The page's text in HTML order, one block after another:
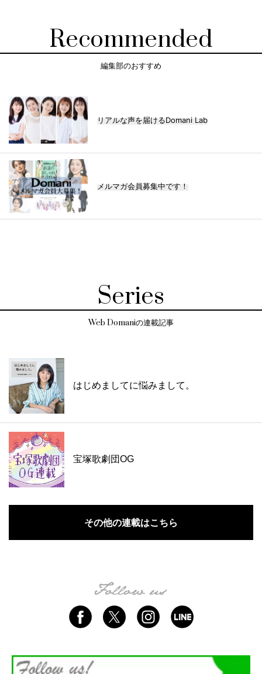
Recommended
編集部のおすすめ
リアルな声を届けるDomani Lab
メルマガ会員募集中です！
Series
Web Domaniの連載記事
はじめましてに悩みまして。
宝塚歌劇団OG
その他の連載はこちら